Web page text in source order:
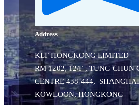
Address
KLF HONGKONG LIMITED
RM 1202, 12/F , TUNG CHUN
CENTRE 438-444, SHANGHAI
KOWLOON, HONGKONG